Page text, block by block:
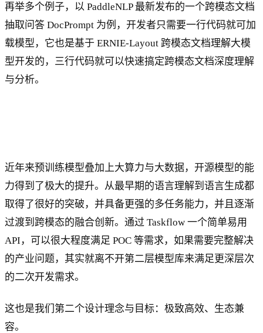
再举多个例子，以 PaddleNLP 最新发布的一个跨模态文档
抽取问答 DocPrompt 为例，开发者只需要一行代码就可加
载模型，它也是基于 ERNIE-Layout 跨模态文档理解大模
型开发的，三行代码就可以快速搞定跨模态文档深度理解
与分析。
近年来预训练模型叠加上大算力与大数据，开源模型的能
力得到了极大的提升。从最早期的语言理解到语言生成都
取得了很好的突破，并具备更强的多任务能力，并且逐渐
过渡到跨模态的融合创新。通过 Taskflow 一个简单易用
API，可以很大程度满足 POC 等需求，如果需要完整解决
的产业问题，其实就离不开第二层模型库来满足更深层次
的二次开发需求。
这也是我们第二个设计理念与目标：极致高效、生态兼
容。